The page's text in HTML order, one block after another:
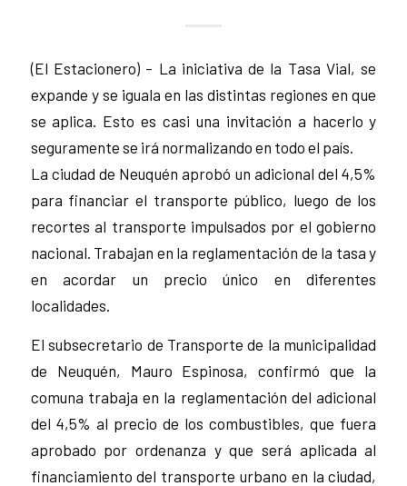
(El Estacionero) – La iniciativa de la Tasa Vial, se
expande y se iguala en las distintas regiones en que
se aplica. Esto es casi una invitación a hacerlo y
seguramente se irá normalizando en todo el país.
La ciudad de Neuquén aprobó un adicional del 4,5%
para financiar el transporte público, luego de los
recortes al transporte impulsados por el gobierno
nacional. Trabajan en la reglamentación de la tasa y
en acordar un precio único en diferentes
localidades.
El subsecretario de Transporte de la municipalidad
de Neuquén, Mauro Espinosa, confirmó que la
comuna trabaja en la reglamentación del adicional
del 4,5% al precio de los combustibles, que fuera
aprobado por ordenanza y que será aplicada al
financiamiento del transporte urbano en la ciudad,